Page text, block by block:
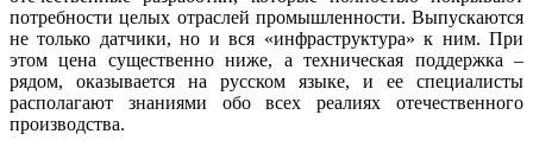
потребности целых отраслей промышленности. Выпускаются
не только датчики, но и вся «инфраструктура» к ним. При
этом цена существенно ниже, а техническая поддержка –
рядом, оказывается на русском языке, и ее специалисты
располагают знаниями обо всех реалиях отечественного
производства.